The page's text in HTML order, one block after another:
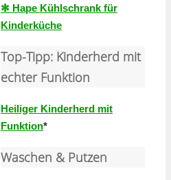
✻ Hape Kühlschrank für
Kinderküche
Top-Tipp: Kinderherd mit
echter Funktion
Heiliger Kinderherd mit
Funktion*
Waschen & Putzen